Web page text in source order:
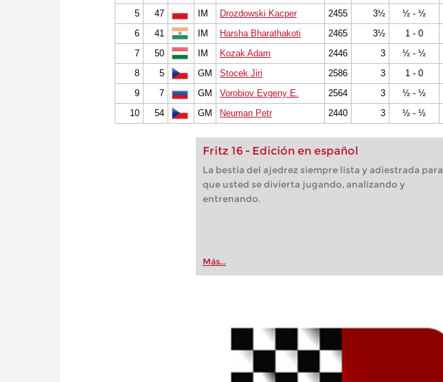
5
47 IM Drozdowski Kacper 2455 3½ ½ - ½
6
41 IM Harsha Bharathakoti 2465 3½ 1 - 0
7
50 IM Kozak Adam 2446 3 ½ - ½
8
5 GM Stocek Jiri 2586 3 1 - 0
9
7 GM Vorobiov Evgeny E. 2564 3 ½ - ½
10
54 GM Neuman Petr 2440 3 ½ - ½
Fritz 16 - Edición en español
La bestia del ajedrez siempre lista y adiestrada para
que usted se divierta jugando, analizando y
entrenando.
Más...